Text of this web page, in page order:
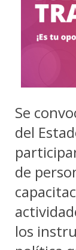
Se
del
de
los